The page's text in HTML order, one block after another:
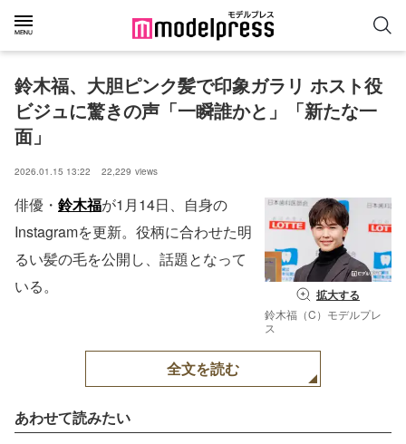
鈴木福、大胆ピンク髪で印象ガラリ ホスト役
ビジュに驚きの声「一瞬誰かと」「新たな一
面」
2026.01.15 13:22 22,229 views
拡大する
鈴木福（C）モデルプレ
ス
俳優・ 鈴木福が1月14日、自身の
Instagramを更新。役柄に合わせた明
るい髪の毛を公開し、話題となって
いる。
全文を読む
あわせて読みたい